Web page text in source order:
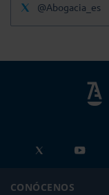
@Abogacia_es
CONÓCENOS